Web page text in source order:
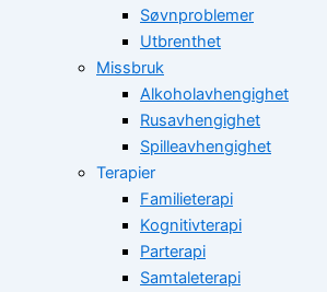
Søvnproblemer
Utbrenthet
Missbruk
Alkoholavhengighet
Rusavhengighet
Spilleavhengighet
Terapier
Familieterapi
Kognitivterapi
Parterapi
Samtaleterapi